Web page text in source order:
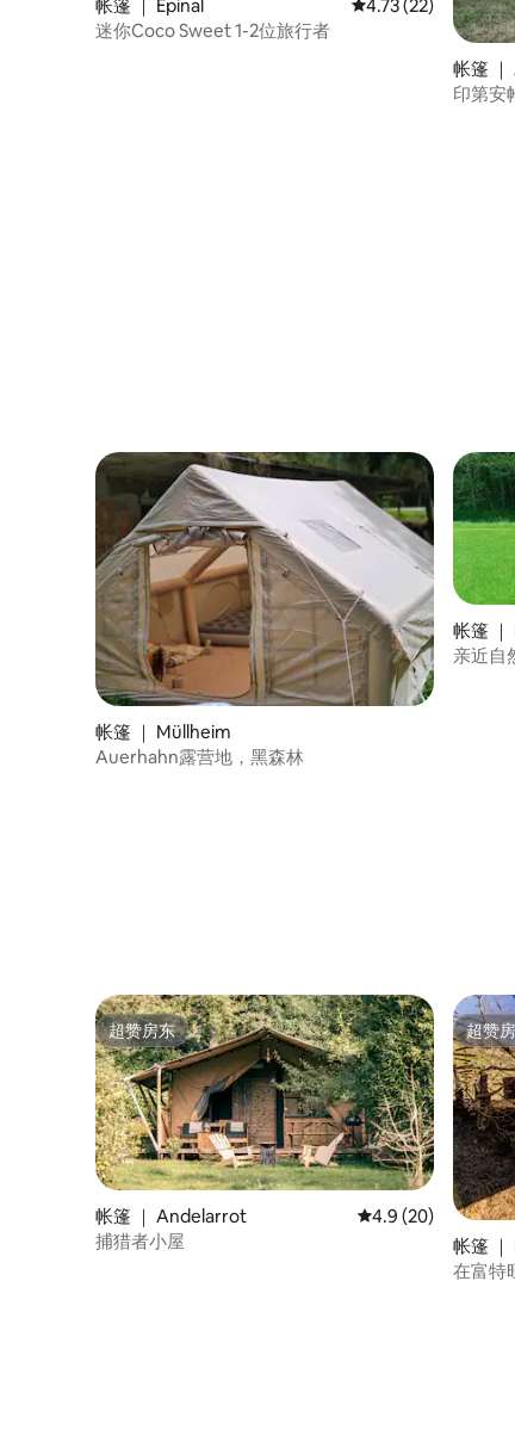
帐篷 ｜ Épinal 平均评分 4.73 分（
4.73 (22)
迷你Coco Sweet 1-2位旅行者
帐篷
印第安
帐篷 ｜ Müllheim
Auerhahn露营地，黑森林
帐篷
超赞房东
超赞房东
帐篷 ｜ Andelarrot 平均评分 4.9 分（
4.9 (20)
捕猎者小屋
超赞
超赞
帐篷
在富特